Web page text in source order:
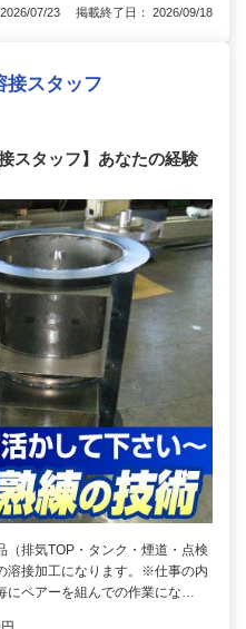
07/23 掲載終了日： 2026/09/18
接スタッフ
スタッフ】あなたの経験
（排気TOP・タンク・煙道・点検
溶接加工になります。※仕事の内
にペアーを組んでの作業にな…